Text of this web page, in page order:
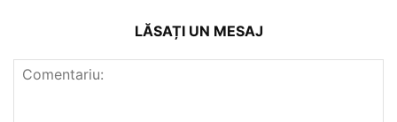
LĂSAȚI UN MESAJ